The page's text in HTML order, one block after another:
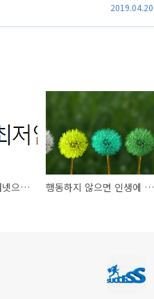
2019.04.20
직장인투잡 부업 인터넷으로 수익올리기(feat.애드센스) 행동하지 않으면 인생에 변화가 없다.(부제 : 동기부여가 확실해야 행동하게 된다)